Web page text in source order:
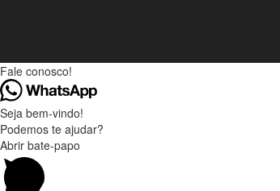
Fale conosco!
Seja bem-vindo!
Podemos te ajudar?
Abrir bate-papo